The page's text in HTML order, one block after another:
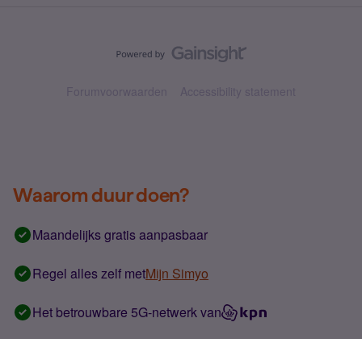
Forumvoorwaarden Accessibility statement
Waarom duur doen?
Maandelijks gratis aanpasbaar
Regel alles zelf metMijn Simyo
Het betrouwbare 5G-netwerk van